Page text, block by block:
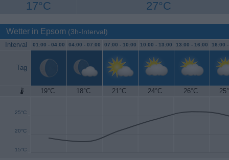
17°C 27°C
Wetter in Epsom (3h-Interval)
Interval 01:00 - 04:00 04:00 - 07:00 07:00 - 10:00 10:00 - 13:00 13:00 - 16:00 16:00
Tag
19°C 18°C 21°C 24°C 26°C
15°C
20°C
25°C
30°C